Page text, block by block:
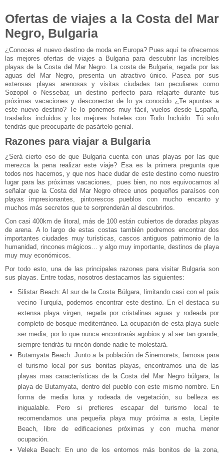
Ofertas de viajes a la Costa del Mar
Negro, Bulgaria
¿Conoces el nuevo destino de moda en Europa? Pues aquí te ofrecemos
las mejores ofertas de viajes a Bulgaria para descubrir las increíbles
playas de la Costa del Mar Negro. La costa de Bulgaria, regada por las
aguas del Mar Negro, presenta un atractivo único. Pasea por sus
extensas playas arenosas y visitas ciudades tan peculiares como
Sozopol o Nessebar, un destino perfecto para relajarte durante tus
próximas vacaciones y desconectar de lo ya conocido ¿Te apuntas a
este nuevo destino? Te lo ponemos muy fácil, vuelos desde España,
traslados incluidos y los mejores hoteles con Todo Incluido. Tú solo
tendrás que preocuparte de pasártelo genial.
Razones para viajar a Bulgaria
¿Será cierto eso de que Bulgaria cuenta con unas playas por las que
merezca la pena realizar este viaje? Esa es la primera pregunta que
todos nos hacemos, y que nos hace dudar de este destino como nuestro
lugar para las próximas vacaciones, pues bien, no nos equivocamos al
señalar que la Costa del Mar Negro ofrece unos pequeños paraísos con
playas impresionantes, pintorescos pueblos con mucho encanto y
muchos más secretos que te sorprenderán al descubrirlos.
Con casi 400km de litoral, más de 100 están cubiertos de doradas playas
de arena. A lo largo de estas costas también podremos encontrar dos
importantes ciudades muy turísticas, cascos antiguos patrimonio de la
humanidad, rincones mágicos... y algo muy importante, destinos de playa
muy muy económicos.
Por todo esto, una de las principales razones para visitar Bulgaria son
sus playas. Entre todas, nosotros destacamos las siguientes:
Silistar Beach: Al sur de la Costa Búlgara, limitando casi con el país
vecino Turquía, podemos encontrar este destino. En el destaca su
extensa playa virgen, regada por cristalinas aguas y rodeada por
completo de bosque mediterráneo. La ocupación de esta playa suele
ser media, por lo que nunca encontrarás agobios y al ser tan grande,
siempre tendrás tu rincón donde nadie te molestará.
Butamyata Beach: Junto a la población de Sinemorets, famosa para
el turismo local por sus bonitas playas, encontramos una de las
playas mas características de la Costa del Mar Negro búlgara, la
playa de Butamyata, dentro del pueblo con este mismo nombre. En
forma de media luna y rodeada de vegetación, su belleza es
inigualable. Pero si prefieres escapar del turismo local te
recomendamos una pequeña playa muy próxima a esta, Liepite
Beach, libre de edificaciones próximas y con mucha menor
ocupación.
Veleka Beach: En uno de los entornos más bonitos de la zona,